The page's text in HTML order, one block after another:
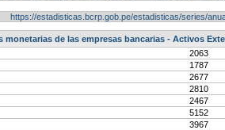
https://estadisticas.bcrp.gob.pe/estadisticas/series/
monetarias de las empresas bancarias - Activos
2063
1787
2677
2810
2467
5152
3967